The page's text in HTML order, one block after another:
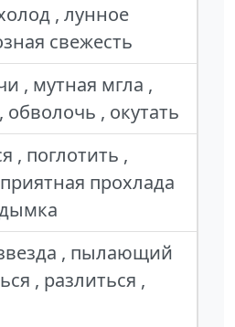
, лунное
свежесть
, мутная мгла ,
обволочь , окутать
, поглотить ,
прохлада
, пылающий
, разлиться ,